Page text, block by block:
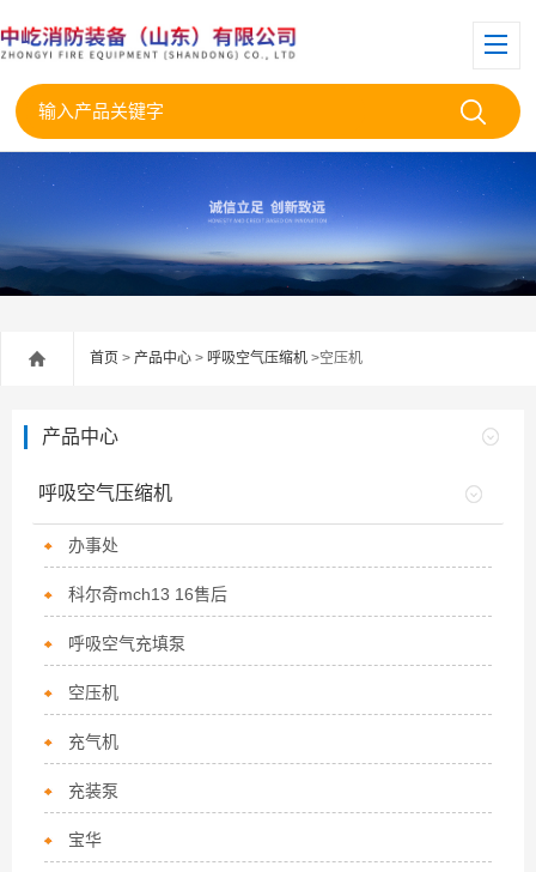
首页 > 产品中心 > 呼吸空气压缩机 >空压机
产品中心
呼吸空气压缩机
办事处
科尔奇mch13 16售后
呼吸空气充填泵
空压机
充气机
充装泵
宝华